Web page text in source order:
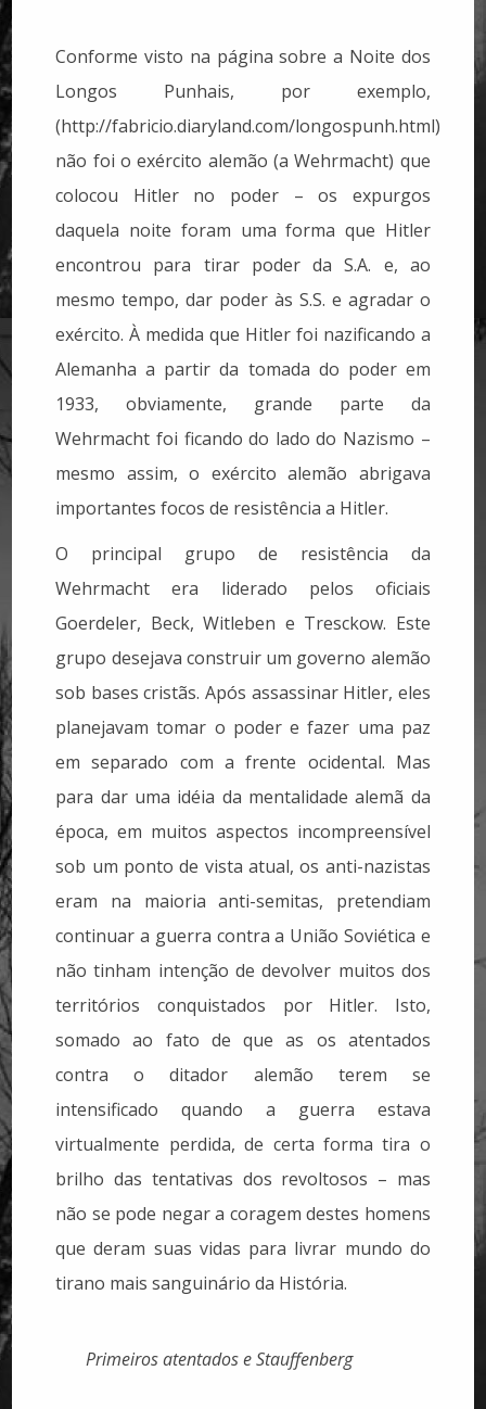
Conforme visto na página sobre a Noite dos
Longos Punhais, por exemplo,
(http://fabricio.diaryland.com/longospunh.html)
não foi o exército alemão (a Wehrmacht) que
colocou Hitler no poder – os expurgos
daquela noite foram uma forma que Hitler
encontrou para tirar poder da S.A. e, ao
mesmo tempo, dar poder às S.S. e agradar o
exército. À medida que Hitler foi nazificando a
Alemanha a partir da tomada do poder em
1933, obviamente, grande parte da
Wehrmacht foi ficando do lado do Nazismo –
mesmo assim, o exército alemão abrigava
importantes focos de resistência a Hitler.
O principal grupo de resistência da
Wehrmacht era liderado pelos oficiais
Goerdeler, Beck, Witleben e Tresckow. Este
grupo desejava construir um governo alemão
sob bases cristãs. Após assassinar Hitler, eles
planejavam tomar o poder e fazer uma paz
em separado com a frente ocidental. Mas
para dar uma idéia da mentalidade alemã da
época, em muitos aspectos incompreensível
sob um ponto de vista atual, os anti-nazistas
eram na maioria anti-semitas, pretendiam
continuar a guerra contra a União Soviética e
não tinham intenção de devolver muitos dos
territórios conquistados por Hitler. Isto,
somado ao fato de que as os atentados
contra o ditador alemão terem se
intensificado quando a guerra estava
virtualmente perdida, de certa forma tira o
brilho das tentativas dos revoltosos – mas
não se pode negar a coragem destes homens
que deram suas vidas para livrar mundo do
tirano mais sanguinário da História.
Primeiros atentados e Stauffenberg